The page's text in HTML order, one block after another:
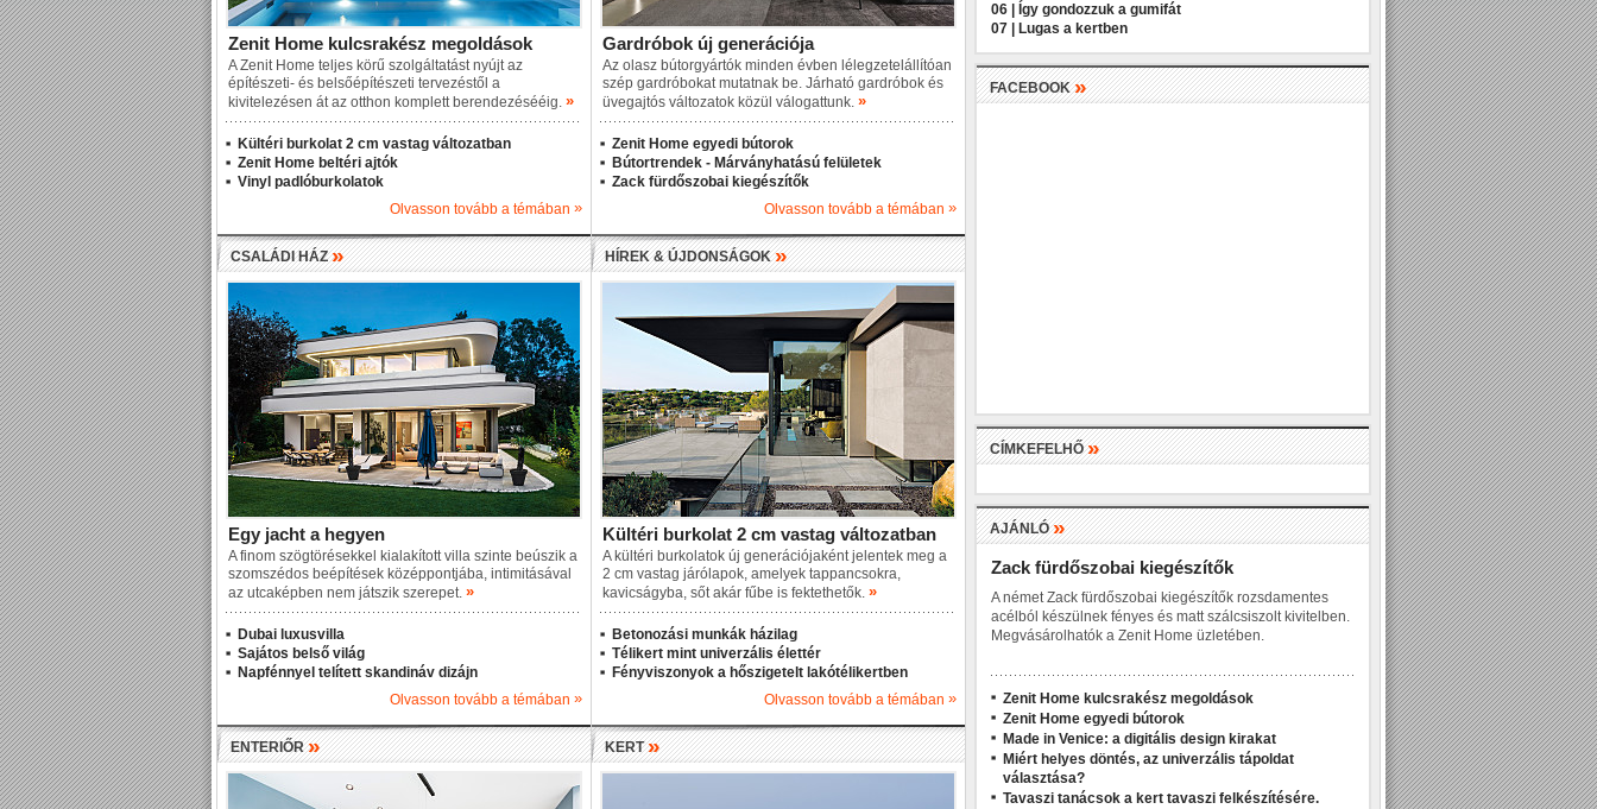
Zenit Home kulcsrakész megoldások
A Zenit Home teljes körű szolgáltatást nyújt az
építészeti- és belsőépítészeti tervezéstől a
kivitelezésen át az otthon komplett berendezésééig. »
Kültéri burkolat 2 cm vastag változatban
Zenit Home beltéri ajtók
Vinyl padlóburkolatok
Olvasson tovább a témában »
CSALÁDI HÁZ»
Egy jacht a hegyen
A finom szögtörésekkel kialakított villa szinte beúszik a
szomszédos beépítések középpontjába, intimitásával
az utcaképben nem játszik szerepet. »
Dubai luxusvilla
Sajátos belső világ
Napfénnyel telített skandináv dizájn
Olvasson tovább a témában »
ENTERIŐR»
Gardróbok új generációja
Az olasz bútorgyártók minden évben lélegzetelállítóan
szép gardróbokat mutatnak be. Járható gardróbok és
üvegajtós változatok közül válogattunk. »
Zenit Home egyedi bútorok
Bútortrendek - Márványhatású felületek
Zack fürdőszobai kiegészítők
Olvasson tovább a témában »
HÍREK & ÚJDONSÁGOK»
Kültéri burkolat 2 cm vastag változatban
A kültéri burkolatok új generációjaként jelentek meg a
2 cm vastag járólapok, amelyek tappancsokra,
kavicságyba, sőt akár fűbe is fektethetők. »
Betonozási munkák házilag
Télikert mint univerzális élettér
Fényviszonyok a hőszigetelt lakótélikertben
Olvasson tovább a témában »
KERT»
06 |
Így gondozzuk a gumifát
07 |
Lugas a kertben
FACEBOOK»
CÍMKEFELHŐ»
AJÁNLÓ»
Zack fürdőszobai kiegészítők
A német Zack fürdőszobai kiegészítők rozsdamentes
acélból készülnek fényes és matt szálcsiszolt kivitelben.
Megvásárolhatók a Zenit Home üzletében.
Zenit Home kulcsrakész megoldások
Zenit Home egyedi bútorok
Made in Venice: a digitális design kirakat
Miért helyes döntés, az univerzális tápoldat
választása?
Tavaszi tanácsok a kert tavaszi felkészítésére.